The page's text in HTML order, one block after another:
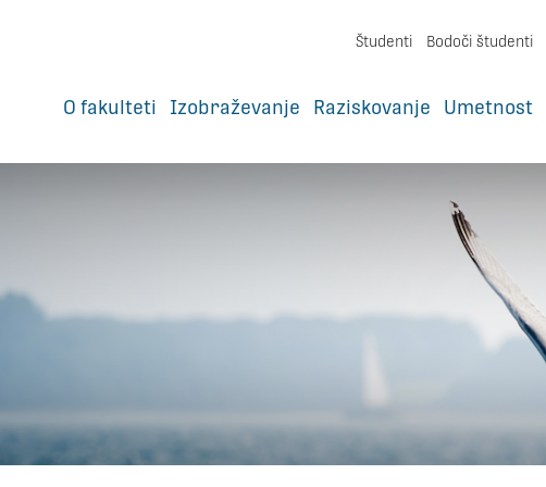
Študenti Bodoči študenti
O fakulteti Izobraževanje Raziskovanje Umetnost